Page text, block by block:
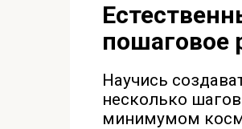
пошаговое
Научись
несколько
минимумом